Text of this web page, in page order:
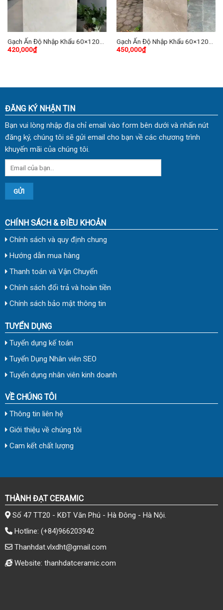
Gạch Ấn Độ Nhập Khẩu 60×120
(cm) TDHP-09
420,000₫
Gạch Ấn Độ Nhập Khẩu 60×120
(cm) TDVH-05
450,000₫
ĐĂNG KÝ NHẬN TIN
Bạn vui lòng nhập địa chỉ email vào form bên dưới và nhấn nút
đăng ký, chúng tôi sẽ gửi email cho bạn về các chương trình
khuyến mãi của chúng tôi.
CHÍNH SÁCH & ĐIỀU KHOẢN
Chính sách và quy định chung
Hướng dẫn mua hàng
Thanh toán và Vận Chuyển
Chính sách đổi trả và hoàn tiền
Chính sách bảo mật thông tin
TUYỂN DỤNG
Tuyển dụng kế toán
Tuyển Dụng Nhân viên SEO
Tuyển dụng nhân viên kinh doanh
VỀ CHÚNG TÔI
Thông tin liên hệ
Giới thiệu về chúng tôi
Cam kết chất lượng
THÀNH ĐẠT CERAMIC
Số 47 TT20 - KĐT Văn Phú - Hà Đông - Hà Nội.
Hotline: (+84)966203942
Thanhdat.vlxdht@gmail.com
Website: thanhdatceramic.com